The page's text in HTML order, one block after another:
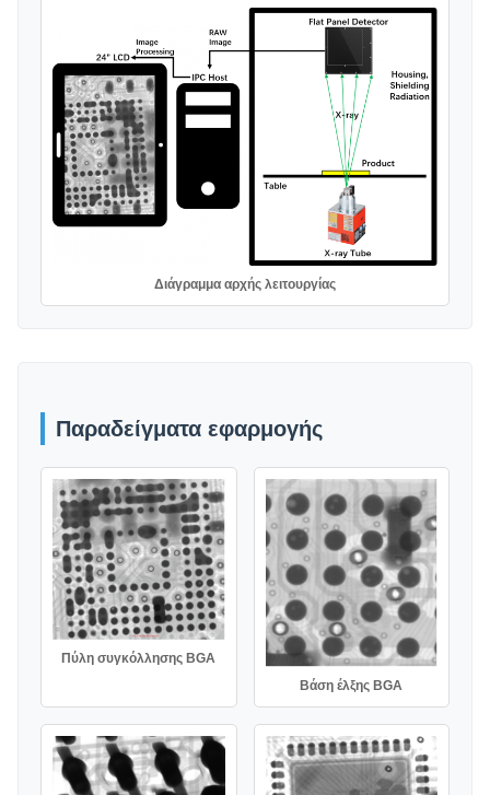
Διάγραμμα αρχής λειτουργίας
Παραδείγματα εφαρμογής
Πύλη συγκόλλησης BGA
Βάση έλξης BGA